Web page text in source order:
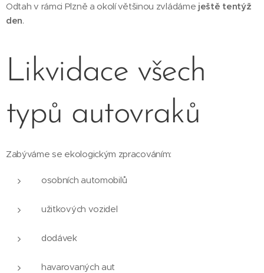
Odtah v rámci Plzně a okolí většinou zvládáme ještě tentýž
den.
Likvidace všech
typů autovraků
Zabýváme se ekologickým zpracováním:
osobních automobilů
užitkových vozidel
dodávek
havarovaných aut